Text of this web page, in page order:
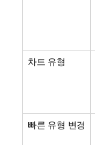
차트 유형
빠른 유형 변경